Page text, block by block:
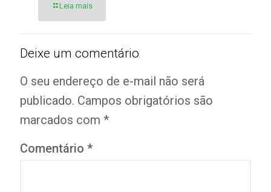
Leia mais
Deixe um comentário
O seu endereço de e-mail não será
publicado. Campos obrigatórios são
marcados com *
Comentário *